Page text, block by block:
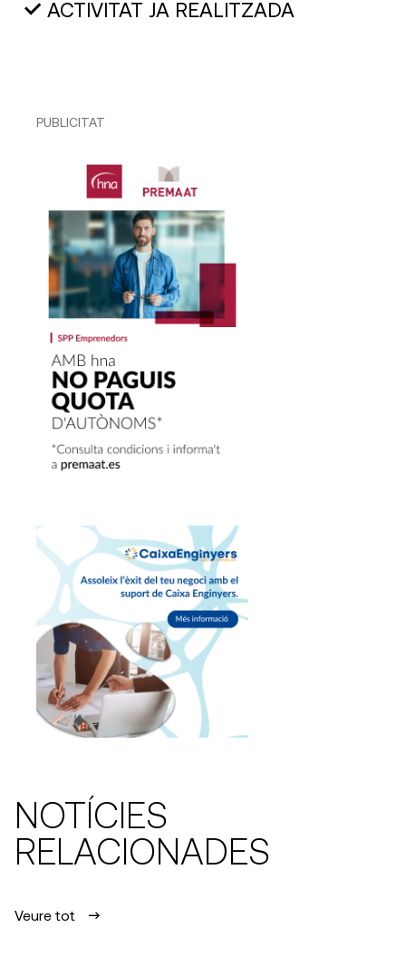
ACTIVITAT JA REALITZADA
PUBLICITAT
NOTÍCIES
RELACIONADES
Veure tot